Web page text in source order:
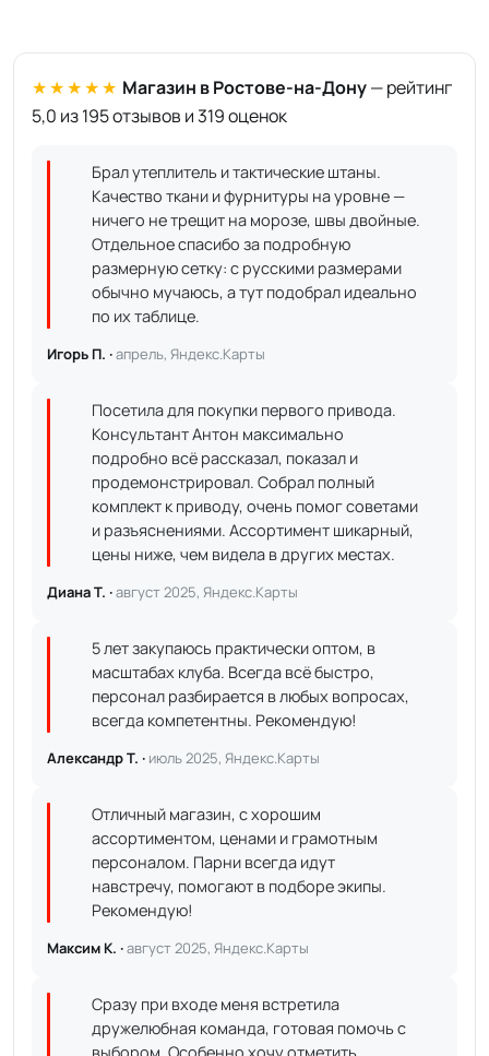
★★★★★ Магазин в Ростове-на-Дону— рейтинг
5,0 из 195 отзывов и 319 оценок
Брал утеплитель и тактические штаны.
Качество ткани и фурнитуры на уровне —
ничего не трещит на морозе, швы двойные.
Отдельное спасибо за подробную
размерную сетку: с русскими размерами
обычно мучаюсь, а тут подобрал идеально
по их таблице.
Игорь П. ·апрель, Яндекс.Карты
Посетила для покупки первого привода.
Консультант Антон максимально
подробно всё рассказал, показал и
продемонстрировал. Собрал полный
комплект к приводу, очень помог советами
и разъяснениями. Ассортимент шикарный,
цены ниже, чем видела в других местах.
Диана Т. ·август 2025, Яндекс.Карты
5 лет закупаюсь практически оптом, в
масштабах клуба. Всегда всё быстро,
персонал разбирается в любых вопросах,
всегда компетентны. Рекомендую!
Александр Т. · июль 2025, Яндекс.Карты
Отличный магазин, с хорошим
ассортиментом, ценами и грамотным
персоналом. Парни всегда идут
навстречу, помогают в подборе экипы.
Рекомендую!
Максим К. ·август 2025, Яндекс.Карты
Сразу при входе меня встретила
дружелюбная команда, готовая помочь с